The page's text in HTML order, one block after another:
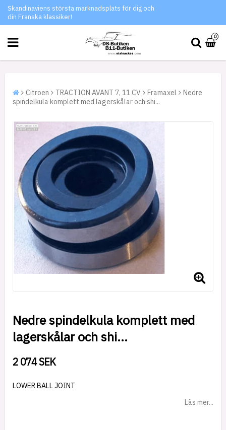
Skandinaviens största marknadsplats för dig och
din Franska klassiker!
0
Citroen TRACTION AVANT 7, 11 CV Framaxel
Nedre
spindelkula komplett med lagerskålar och shi...
Nedre spindelkula komplett med
lagerskålar och shi...
2 074 SEK
LOWER BALL JOINT
Läs mer...